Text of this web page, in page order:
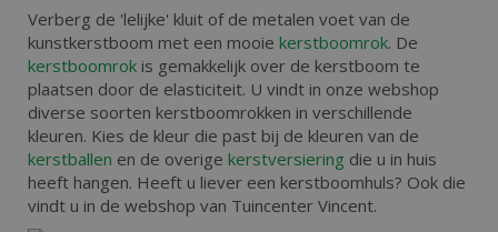
Verberg de 'lelijke' kluit of de metalen voet van de
kunstkerstboom met een mooie kerstboomrok. De
kerstboomrok is gemakkelijk over de kerstboom te
plaatsen door de elasticiteit. U vindt in onze webshop
diverse soorten kerstboomrokken in verschillende
kleuren. Kies de kleur die past bij de kleuren van de
kerstballen en de overige kerstversiering die u in huis
heeft hangen. Heeft u liever een kerstboomhuls? Ook die
vindt u in de webshop van Tuincenter Vincent.